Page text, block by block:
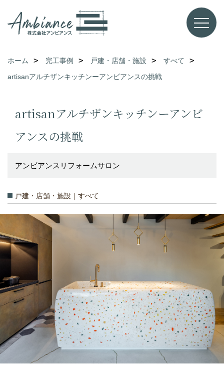
ホーム 完工事例 戸建・店舗・施設
すべて
artisanアルチザンキッチンーアンビアンスの挑戦
artisanアルチザンキッチンーアンビ
アンスの挑戦
アンビアンスリフォームサロン
戸建・店舗・施設｜すべて